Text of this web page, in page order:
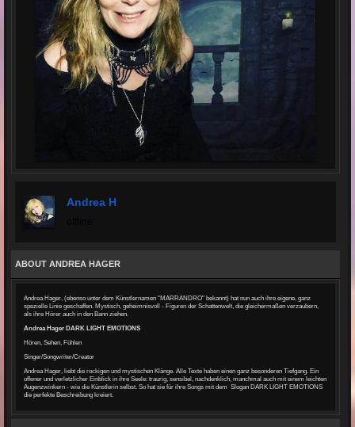
Andrea H
ABOUT ANDREA HAGER
Andrea Hager, (ebenso unter dem Künstlernamen "MARRANDRO" bekannt) hat nun auch ihre eigene, ganz
spezielle Linie geschaffen. Mystisch, geheimnisvoll - Figuren der Schattenwelt, die gleichermaßen verzaubern,
als ihre Hörer auch in den Bann ziehen.
Andrea Hager DARK LIGHT EMOTIONS
Hören, Sehen, Fühlen
Singer/Songwriter/Creator
Andrea Hager, liebt die rockigen und mystischen Klänge. Alle Texte haben einen ganz besonderen Tiefgang. Ein
offener und verletzlicher Einblick in ihre Seele: traurig, sensibel, nachdenklich, manchmal auch mit einem leichten
Augenzwinkern - wie die Künstlerin selbst. So hat sie für ihre Songs mit dem Slogan DARK LIGHT EMOTIONS
die perfekte Beschreibung kreiert.